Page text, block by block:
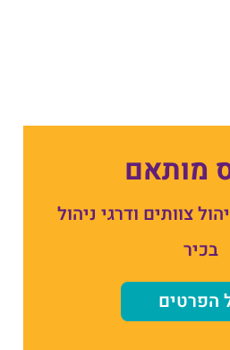
מותאם
צוותים ודרגי ניהול
בכיר
הפרטים